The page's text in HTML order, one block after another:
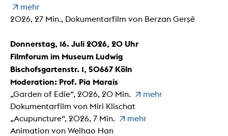
mehr
2026, 27 Min., Dokumentarfilm von Berzan Gerşê
Donnerstag, 16. Juli 2026, 20 Uhr
Filmforum im Museum Ludwig
Bischofsgartenstr. 1, 50667 Köln
Moderation: Prof. Pia Marais
„Garden of Edie“, 2026, 20 Min.
mehr
Dokumentarfilm von Miri Klischat
„Acupuncture“, 2026, 7 Min.
mehr
Animation von Weihao Han